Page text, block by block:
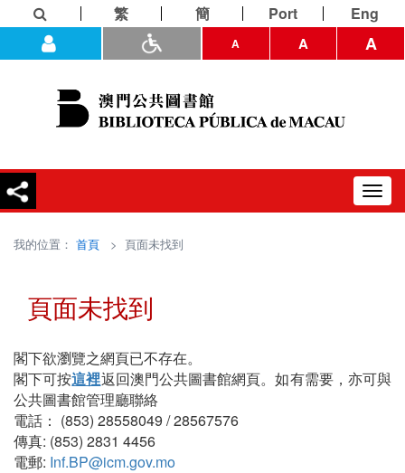
繁 簡 Port Eng
A A A
我的位置： 首頁 > 頁面未找到
頁面未找到
閣下欲瀏覽之網頁已不存在。
閣下可按這裡返回澳門公共圖書館網頁。如有需要，亦可與
公共圖書館管理廳聯絡
電話： (853) 28558049 / 28567576
傳真: (853) 2831 4456
電郵: Inf.BP@icm.gov.mo